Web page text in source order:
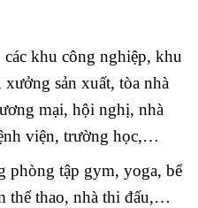
khu công nghiệp, khu
sản xuất, tòa nhà
mại, hội nghị, nhà
viện, trường học,…
phòng tập gym, yoga, bể
thể thao, nhà thi đấu,…